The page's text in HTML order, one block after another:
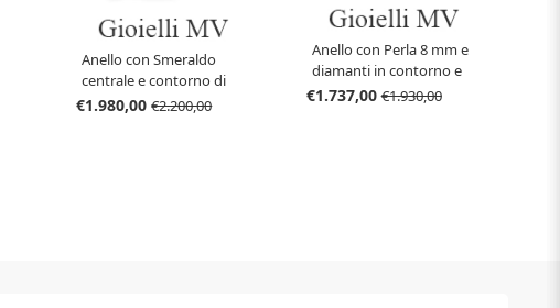
Anello con Smeraldo
centrale e contorno di
diamanti
€1.980,00€2.200,00
Anello con Perla 8 mm e
diamanti in contorno e
sul gambo
€1.737,00€1.930,00